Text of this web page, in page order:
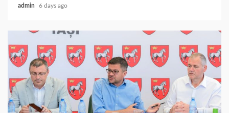
admin 6 days ago